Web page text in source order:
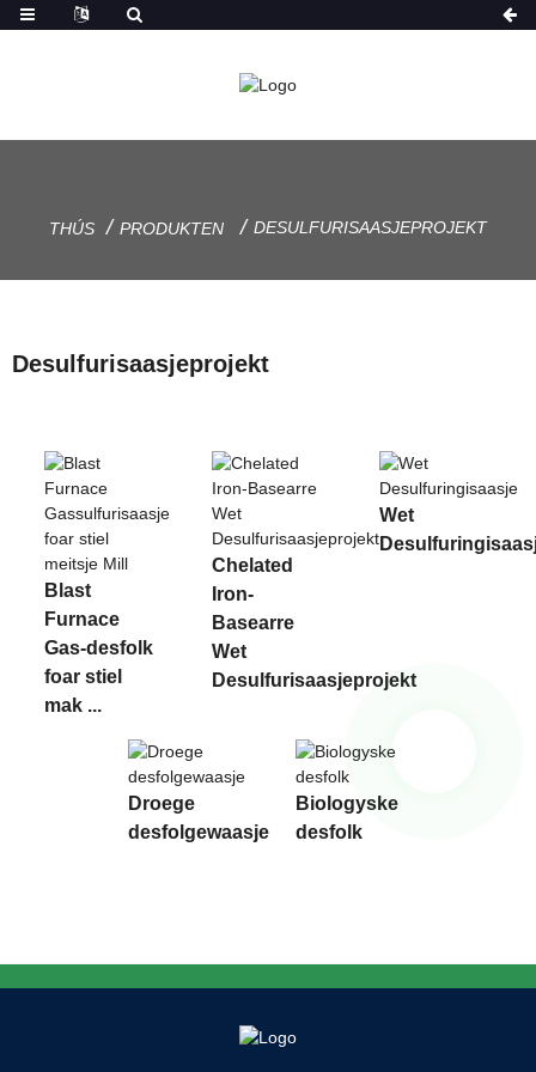
THÚS PRODUKTEN DESULFURISAASJEPROJEKT
Desulfurisaasjeprojekt
Blast
Furnace
Gas-desfolk
foar stiel
mak ...
Chelated
Iron-
Basearre
Wet
Desulfurisaasjeprojekt
Wet
Droege
desfolgewaasje
Biologyske
desfolk